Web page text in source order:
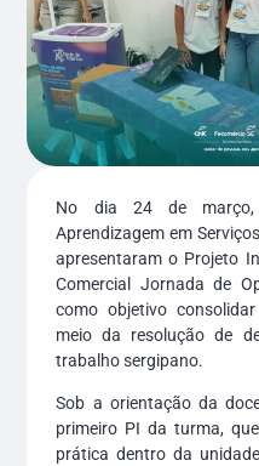
No dia 24 de
Aprendizagem em
apresentaram o Projeto
Comercial Jornada de
como objetivo
meio da resolução de
trabalho sergipano.
Sob a orientação da
primeiro PI da turma,
prática dentro da